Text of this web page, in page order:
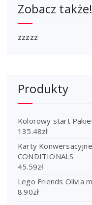
Zobacz także!
zzzzz
Produkty
Kolorowy start
135.48zł
Karty
CONDITIONALS
45.59zł
Lego Friends Olivia
8.90zł